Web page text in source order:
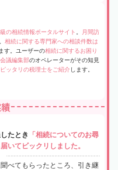
の相続情報ポータルサイト
月間訪
相続に関する専門家への相談件数は
す。ユーザーの相続に関するお困り
議編集部のオペレーターがその知見
ッタリの税理士をご紹介 します。
たとき
「相続についてのお尋
いてビックリしました。
べてもらったところ、引き継